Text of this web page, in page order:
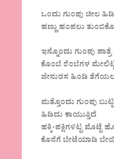
ಒಂದು ಗುಂಪು ಚೀಲ
ಹಣ್ಣು ಹಂಪಲು
ಇನ್ನೊಂದು ಗುಂಪು
ಕೊಂಬೆ ರೆಂಬೆಗಳ
ಜೇನುರಸ ಹಿಂಡಿ
ಮತ್ತೊಂದು ಗುಂಪು
ಹಿಡಿದು ಕಾಯುತ್ತಿದೆ
ಹಕ್ಕಿ-ಪಕ್ಷಿಗಳಿಟ್ಟ ಮೊಟ್ಟೆ
ಕೊನೆಗೆ ಬೇಟೆಯಾಡಿ